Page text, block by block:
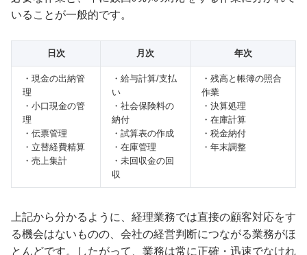
いることが一般的です。
日次 月次 年次
・現金の出納管
理
・小口現金の管
理
・伝票管理
・立替経費精算
・売上集計
・給与計算/支払
い
・社会保険料の
納付
・試算表の作成
・在庫管理
・未回収金の回
収
・残高と帳簿の照合
作業
・決算処理
・在庫計算
・税金納付
・年末調整
上記から分かるように、経理業務では直接の顧客対応をす
る機会はないものの、会社の経営判断につながる業務がほ
とんどです。したがって、業務は常に正確・迅速でなけれ